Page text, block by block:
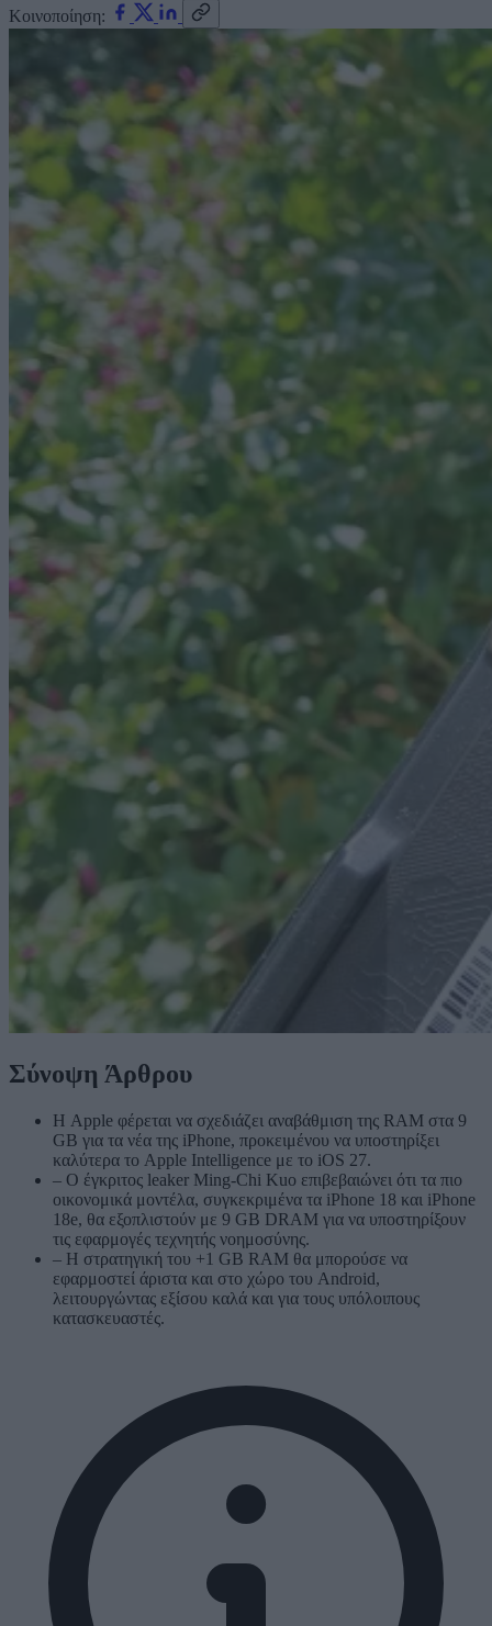
Κοινοποίηση:
Σύνοψη Άρθρου
Η Apple φέρεται να σχεδιάζει αναβάθμιση της RAM στα 9
GB για τα νέα της iPhone, προκειμένου να υποστηρίξει
καλύτερα το Apple Intelligence με το iOS 27.
– Ο έγκριτος leaker Ming-Chi Kuo επιβεβαιώνει ότι τα πιο
οικονομικά μοντέλα, συγκεκριμένα τα iPhone 18 και iPhone
18e, θα εξοπλιστούν με 9 GB DRAM για να υποστηρίξουν
τις εφαρμογές τεχνητής νοημοσύνης.
– Η στρατηγική του +1 GB RAM θα μπορούσε να
εφαρμοστεί άριστα και στο χώρο του Android,
λειτουργώντας εξίσου καλά και για τους υπόλοιπους
κατασκευαστές.